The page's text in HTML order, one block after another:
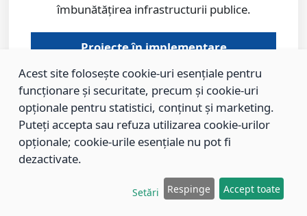
îmbunătățirea infrastructurii publice.
Proiecte în implementare
Proiecte finalizate
Informatii Despre Brasov, Clima si
Acest site folosește cookie-uri esențiale pentru
funcționare și securitate, precum și cookie-uri
opționale pentru statistici, conținut și marketing.
Puteți accepta sau refuza utilizarea cookie-urilor
opționale; cookie-urile esențiale nu pot fi
dezactivate.
Setări Respinge Accept toate